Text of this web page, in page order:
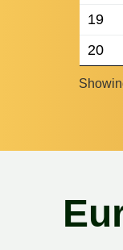
19
20